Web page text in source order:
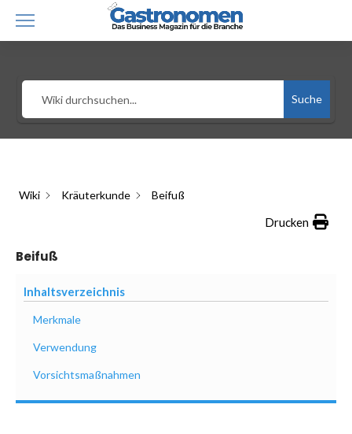
Suche
Wiki Kräuterkunde Beifuß
Drucken
Beifuß
Inhaltsverzeichnis
Merkmale
Verwendung
Vorsichtsmaßnahmen